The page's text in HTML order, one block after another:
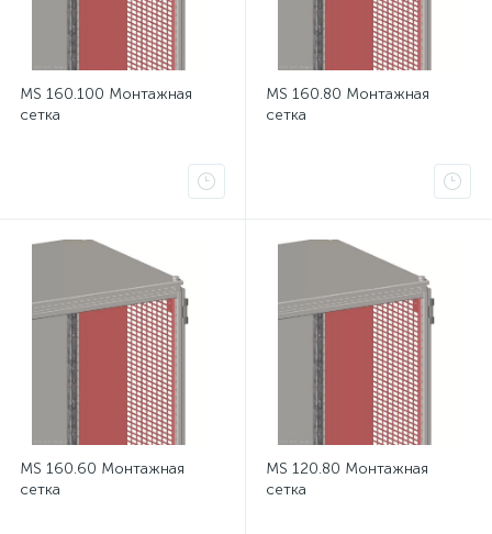
MS 160.100 Монтажная
сетка
MS 160.80 Монтажная
сетка
MS 160.60 Монтажная
сетка
MS 120.80 Монтажная
сетка